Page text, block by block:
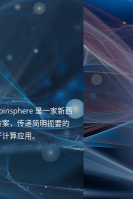
获取简
知所措。Informaq 从研究成果、专
简明易懂的最新资讯，直接推送至